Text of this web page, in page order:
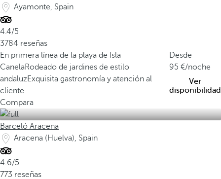
Ayamonte, Spain
4.4/5
3784 reseñas
En primera línea de la playa de Isla
CanelaRodeado de jardines de estilo
andaluzExquisita gastronomía y atención al
cliente
Desde
95
/noche
Ver
disponibilidad
Compara
Barceló Aracena
Aracena (Huelva), Spain
4.6/5
773 reseñas